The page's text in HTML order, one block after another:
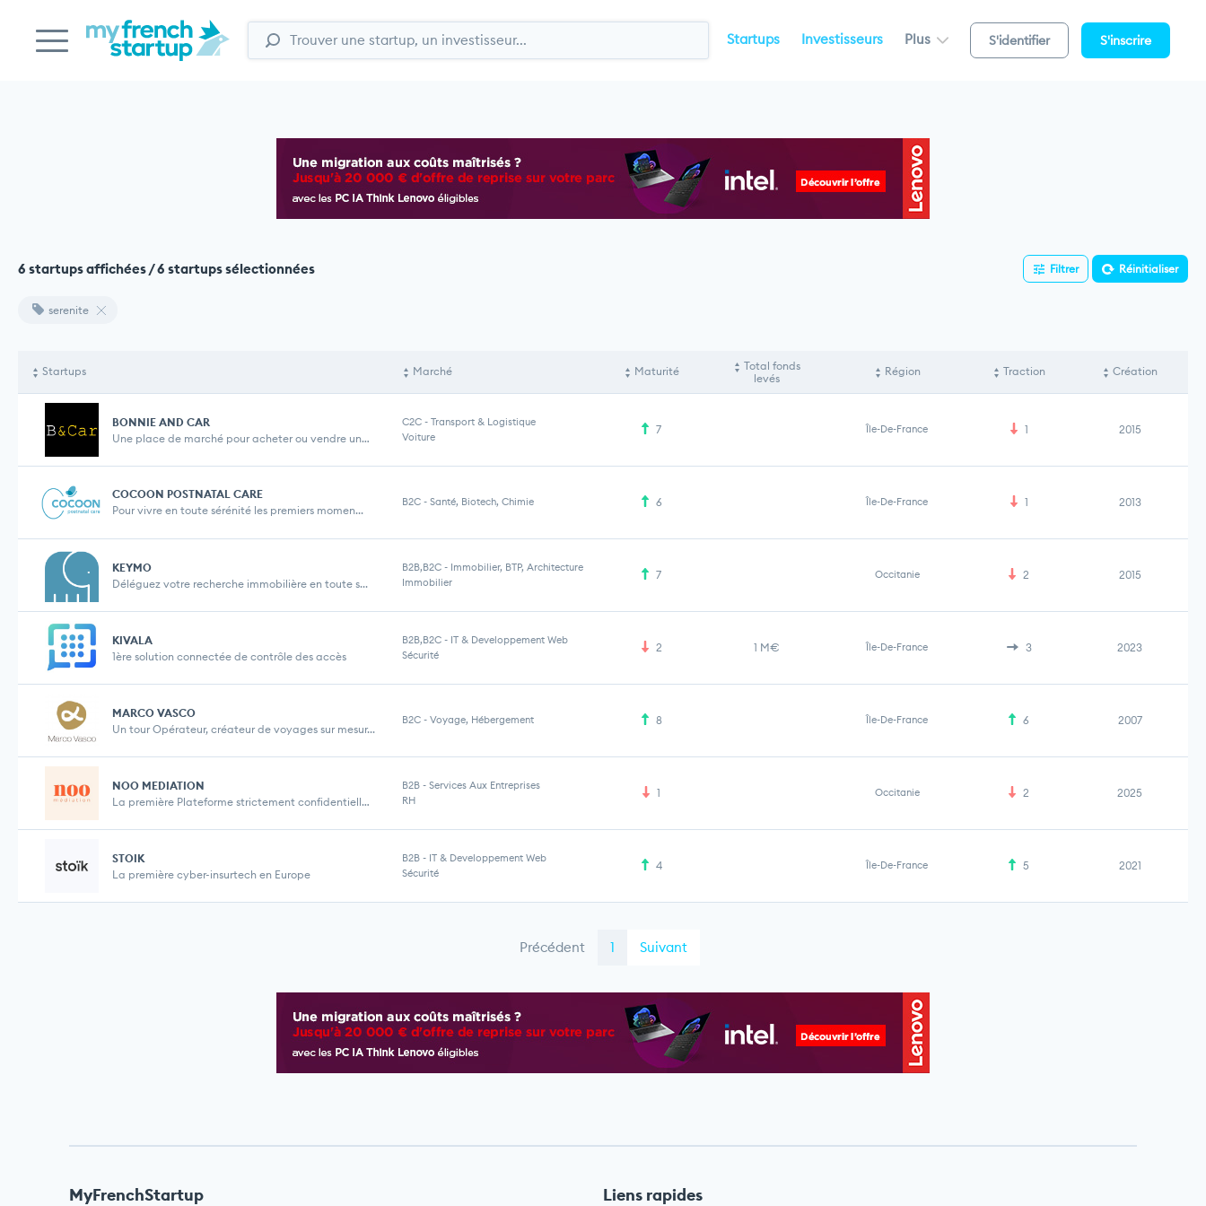
Startups Investisseurs Plus S'identifier S'inscrire
6 startups affichées / 6 startups sélectionnées Filtrer Réinitialiser
serenite
Startups Marché Maturité
Total fonds
levés
Région Traction Création
BONNIE AND CAR
Une place de marché pour acheter ou vendre une vo...
C2C - Transport & Logistique
Voiture
7 Île-De-France 1 2015
COCOON POSTNATAL CARE
Pour vivre en toute sérénité les premiers momen...
B2C - Santé, Biotech, Chimie 6 Île-De-France 1 2013
KEYMO
Déléguez votre recherche immobilière en toute s...
B2B,B2C - Immobilier, BTP, Architecture
Immobilier
7 Occitanie 2 2015
KIVALA
1ère solution connectée de contrôle des accès
B2B,B2C - IT & Developpement Web
Sécurité
2 1 M€ Île-De-France 3 2023
MARCO VASCO
Un tour Opérateur, créateur de voyages sur mesur...
B2C - Voyage, Hébergement 8 Île-De-France 6 2007
NOO MEDIATION
La première Plateforme strictement confidentielle...
B2B - Services Aux Entreprises
RH
1 Occitanie 2 2025
STOIK
La première cyber-insurtech en Europe
B2B - IT & Developpement Web
Sécurité
4 Île-De-France 5 2021
Précédent 1 Suivant
MyFrenchStartup Liens rapides